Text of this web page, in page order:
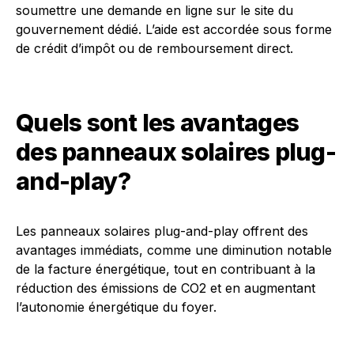
soumettre une demande en ligne sur le site du
gouvernement dédié. L’aide est accordée sous forme
de crédit d’impôt ou de remboursement direct.
Quels sont les avantages
des panneaux solaires plug-
and-play?
Les panneaux solaires plug-and-play offrent des
avantages immédiats, comme une diminution notable
de la facture énergétique, tout en contribuant à la
réduction des émissions de CO2 et en augmentant
l’autonomie énergétique du foyer.